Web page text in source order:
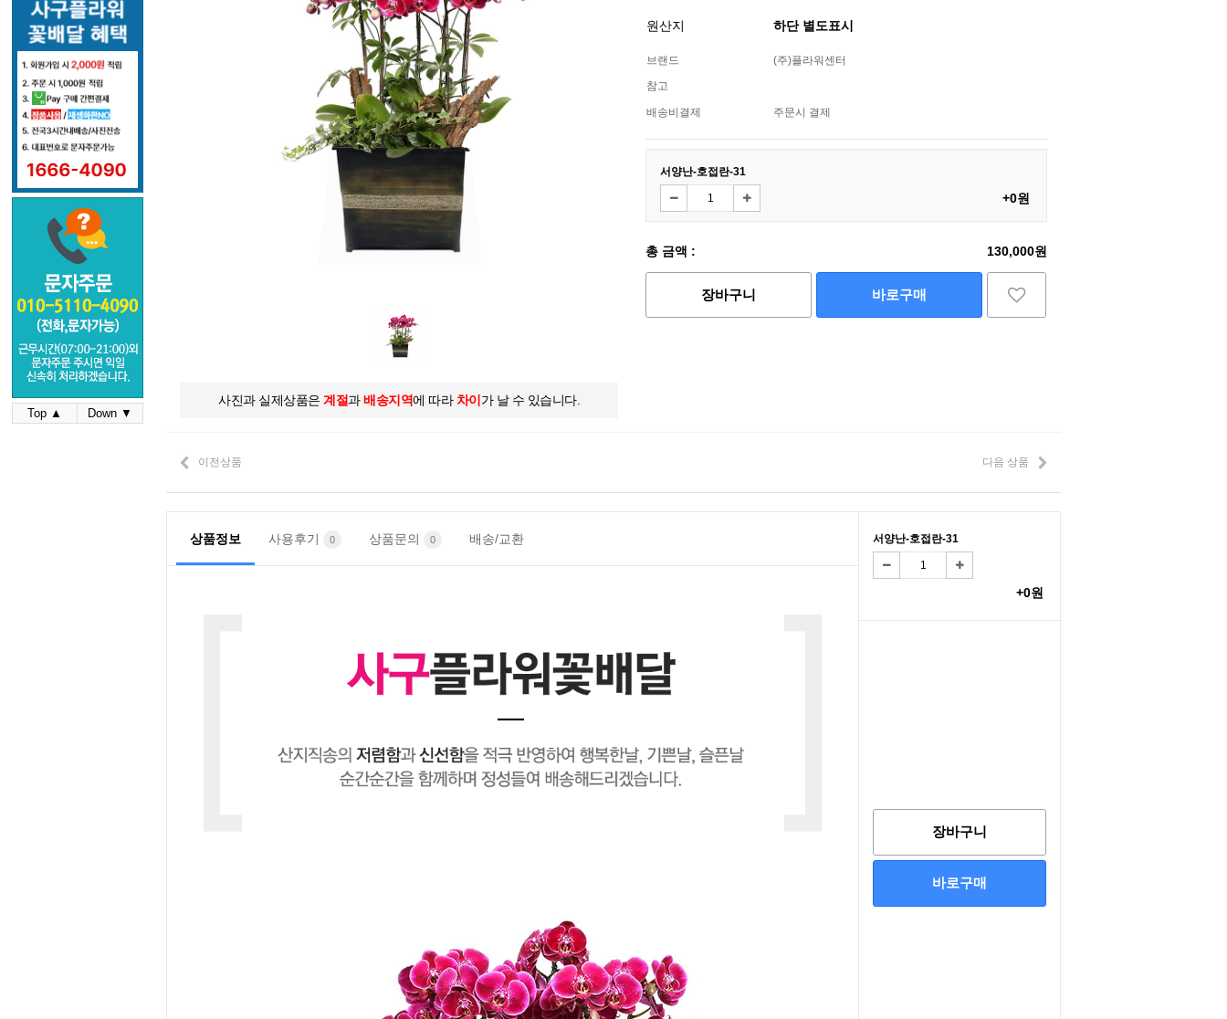
Top ▲ Down ▼
사진과 실제상품은 계절과배송지역에 따라 차이 가 날 수 있습니다.
원산지 하단 별도표시
브랜드
(주)플라워센터
참고
배송비결제 주문시 결제
서양난-호접란-31
+0원
총 금액 : 130,000원
장바구니 바로구매
이전상품 다음 상품
상품정보 사용후기 0 상품문의 0 배송/교환 서양난-호접란-31
+0원
장바구니
바로구매